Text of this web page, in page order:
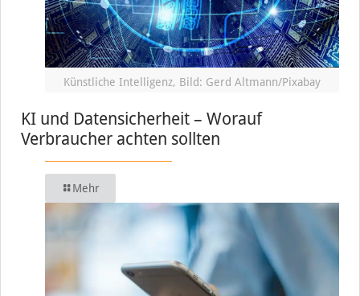
Künstliche Intelligenz, Bild: Gerd Altmann/Pixabay
KI und Datensicherheit – Worauf
Verbraucher achten sollten
Mehr